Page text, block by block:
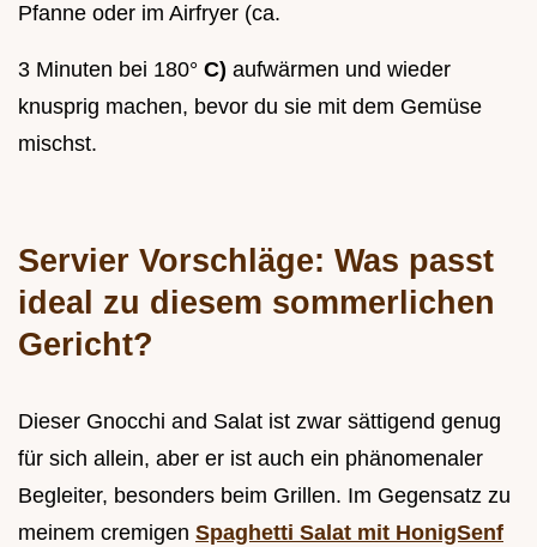
Pfanne oder im Airfryer (ca.
3 Minuten bei 180° C) aufwärmen und wieder
knusprig machen, bevor du sie mit dem Gemüse
mischst.
Servier Vorschläge: Was passt
ideal zu diesem sommerlichen
Gericht?
Dieser Gnocchi and Salat ist zwar sättigend genug
für sich allein, aber er ist auch ein phänomenaler
Begleiter, besonders beim Grillen. Im Gegensatz zu
meinem cremigen Spaghetti Salat mit HonigSenf